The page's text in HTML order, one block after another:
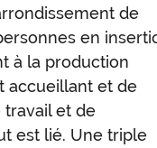
de
en
à la production
accueillant et de
travail et de
est lié. Une triple